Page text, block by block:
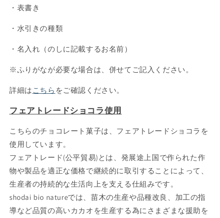
・表書き
・水引きの種類
・名入れ（のしに記載するお名前）
※ふりがなが必要な場合は、併せてご記入ください。
詳細は こちら をご確認ください。
フェアトレードショコラ使用
こちらのチョコレート菓子は、フェアトレードショコラを
使用しています。
フェアトレード(公平貿易)とは、発展途上国で作られた作
物や製品を適正な価格で継続的に取引することによって、
生産者の持続的な生活向上を支える仕組みです。
shodai bio natureでは、苗木の生産や品種改良、加工の指
導など品質の高いカカオを生産する為にさまざまな援助を